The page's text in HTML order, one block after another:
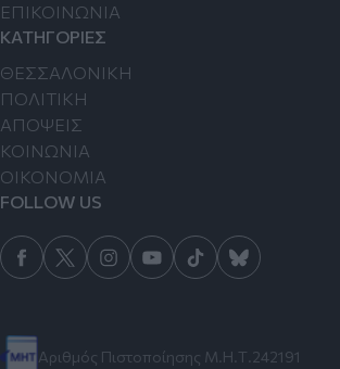
Αριθμός Πιστοποίησης Μ.Η.Τ.242191
ΕΠΙΚΟΙΝΩΝΙΑ
ΚΑΤΗΓΟΡΙΕΣ
ΘΕΣΣΑΛΟΝΙΚΗ
ΠΟΛΙΤΙΚΗ
ΑΠΟΨΕΙΣ
ΚΟΙΝΩΝΙΑ
ΟΙΚΟΝΟΜΙΑ
FOLLOW US